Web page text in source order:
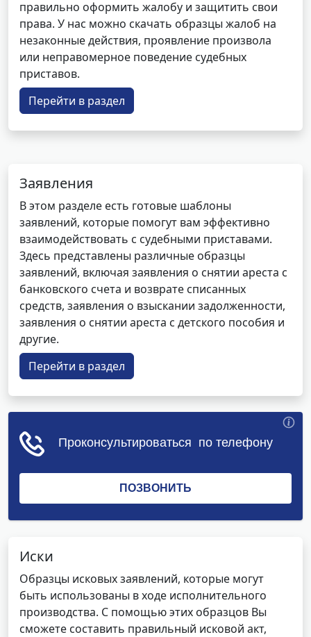
правильно оформить жалобу и защитить свои
права. У нас можно скачать образцы жалоб на
незаконные действия, проявление произвола
или неправомерное поведение судебных
приставов.
Перейти в раздел
Заявления
В этом разделе есть готовые шаблоны
заявлений, которые помогут вам эффективно
взаимодействовать с судебными приставами.
Здесь представлены различные образцы
заявлений, включая заявления о снятии ареста с
банковского счета и возврате списанных
средств, заявления о взыскании задолженности,
заявления о снятии ареста с детского пособия и
другие.
Перейти в раздел
Иски
Образцы исковых заявлений, которые могут
быть использованы в ходе исполнительного
производства. С помощью этих образцов Вы
сможете составить правильный исковой акт,